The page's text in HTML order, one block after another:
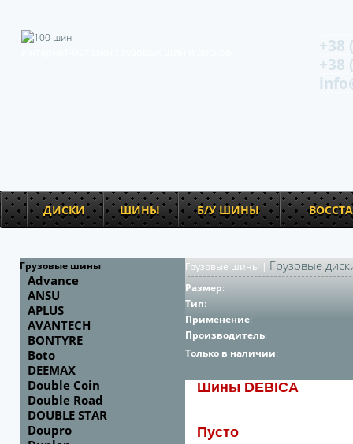
+38
+38
ДИСКИ ШИНЫ Б/У ШИНЫ
Грузовые шины
Advance
ANSU
APLUS
AVANTECH
BONTYRE
Boto
DEEMAX
Double Coin
Double Road
DOUBLE STAR
Doupro
Грузовые шины | Грузовые
Размер:
Тип:
Применение:
Производитель:
Только в наличии:
Шины DEBICA
Пусто